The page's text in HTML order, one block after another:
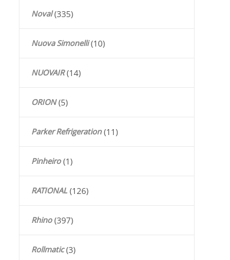
Noval (335)
Nuova Simonelli (10)
NUOVAIR (14)
ORION (5)
Parker Refrigeration (11)
Pinheiro (1)
RATIONAL (126)
Rhino (397)
Rollmatic (3)